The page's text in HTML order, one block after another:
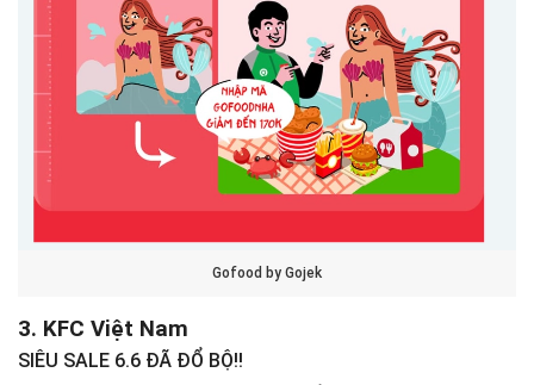
Gofood by Gojek
3. KFC Việt Nam
SIÊU SALE 6.6 ĐÃ ĐỔ BỘ!!